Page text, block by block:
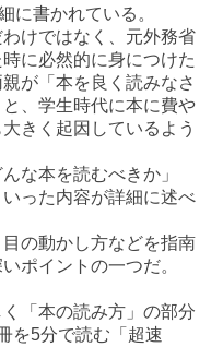
に書かれている。
けではなく、元外務省
に必然的に身につけた
が「本を良く読みなさ
、学生時代に本に費や
きく起因しているよう
な本を読むべきか」
った内容が詳細に述べ
の動かし方などを指南
ポイントの一つだ。
「本の読み方」の部分
を5分で読む「超速